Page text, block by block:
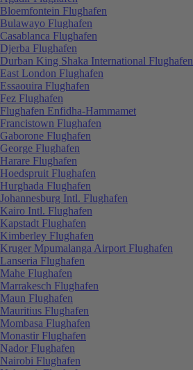
Bloemfontein Flughafen
Bulawayo Flughafen
Casablanca Flughafen
Djerba Flughafen
Durban King Shaka International Flughafen
East London Flughafen
Essaouira Flughafen
Fez Flughafen
Flughafen Enfidha-Hammamet
Francistown Flughafen
Gaborone Flughafen
George Flughafen
Harare Flughafen
Hoedspruit Flughafen
Hurghada Flughafen
Johannesburg Intl. Flughafen
Kairo Intl. Flughafen
Kapstadt Flughafen
Kimberley Flughafen
Kruger Mpumalanga Airport Flughafen
Lanseria Flughafen
Mahe Flughafen
Marrakesch Flughafen
Maun Flughafen
Mauritius Flughafen
Mombasa Flughafen
Monastir Flughafen
Nador Flughafen
Nairobi Flughafen